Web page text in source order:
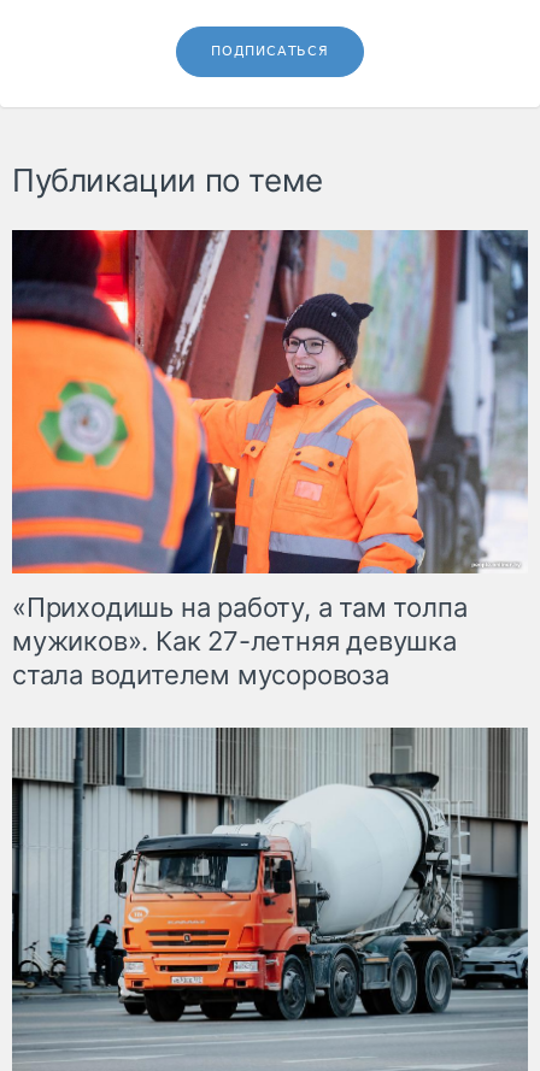
ПОДПИСАТЬСЯ
Публикации по теме
«Приходишь на работу, а там толпа
мужиков». Как 27-летняя девушка
стала водителем мусоровоза